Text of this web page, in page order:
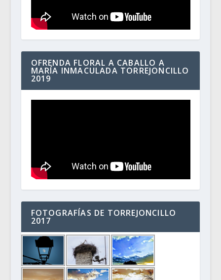
OFRENDA FLORAL A CABALLO A
MARÍA INMACULADA TORREJONCILLO
2019
FOTOGRAFÍAS DE TORREJONCILLO
2017